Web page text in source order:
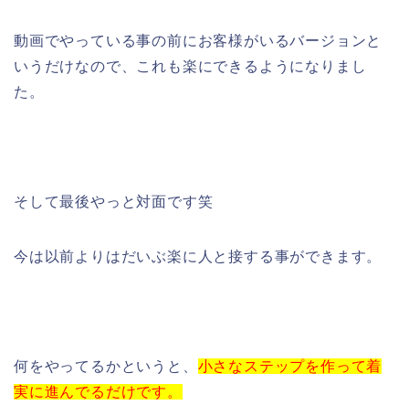
動画でやっている事の前にお客様がいるバージョンと
いうだけなので、これも楽にできるようになりまし
た。
そして最後やっと対面です笑
今は以前よりはだいぶ楽に人と接する事ができます。
何をやってるかというと、 小さなステップを作って着
実に進んでるだけです。